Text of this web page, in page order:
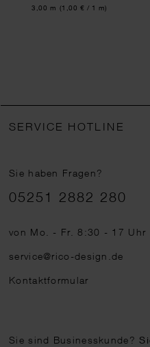
Inhalt:
3,00 m (1,00 € / 1 m)
SERVICE HOTLINE
Sie haben Fragen?
Telefonnummer
05251 2882 280
von Mo. - Fr. 8:30 - 17 Uhr
service@rico-design.de
Kontaktformular
Sie sind Businesskunde?